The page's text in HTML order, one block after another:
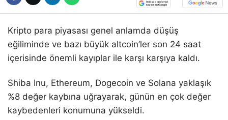
Kripto para piyasası genel anlamda düşüş
eğiliminde ve bazı büyük altcoin’ler son 24 saat
içerisinde önemli kayıplar ile karşı karşıya kaldı.
Shiba Inu, Ethereum, Dogecoin ve Solana yaklaşık
%8 değer kaybına uğrayarak, günün en çok değer
kaybedenleri konumuna yükseldi.